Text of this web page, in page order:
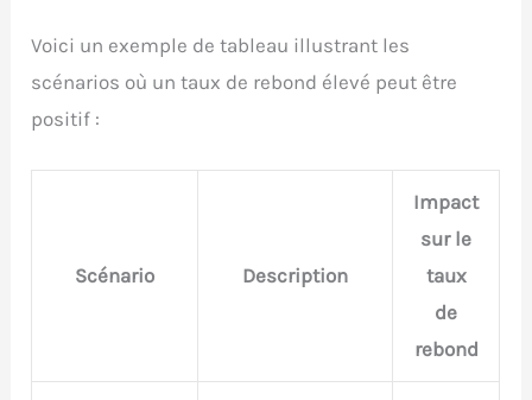
Voici un exemple de tableau illustrant les
scénarios où un taux de rebond élevé peut être
positif :
Scénario Description
Impact
sur le
taux
de
rebond